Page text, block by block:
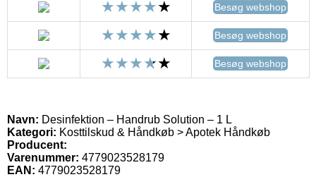
Besøg webshop
Besøg webshop
Besøg webshop
Navn: Desinfektion – Handrub Solution – 1 L
Kategori: Kosttilskud & Håndkøb > Apotek Håndkøb
Producent:
Varenummer: 4779023528179
EAN: 4779023528179